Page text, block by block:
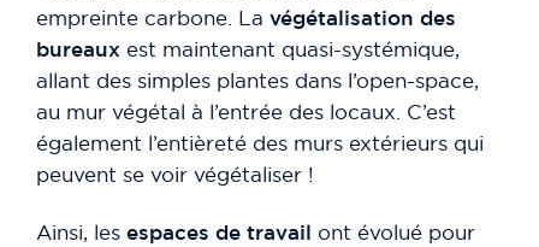
empreinte carbone. La végétalisation des
bureaux est maintenant quasi-systémique,
allant des simples plantes dans l’open-space,
au mur végétal à l’entrée des locaux. C’est
également l’entièreté des murs extérieurs qui
peuvent se voir végétaliser !
Ainsi, les espaces de travail ont évolué pour